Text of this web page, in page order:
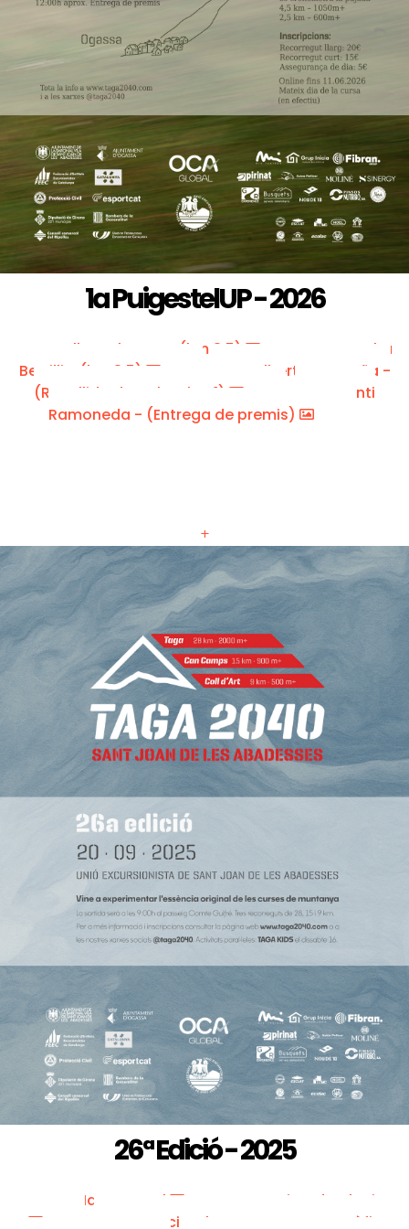
1a PuigestelUP - 2026
Albert Llopart - (km 3,5)
Doha
Bertilli - (km 3,5)
Albert Basagaña -
(Recollida dorsals + km 1)
Santi
Ramoneda - (Entrega de premis)
+
26ª Edició - 2025
Marc Cargol
Ricardo Alaniz
Menci Colomer - Grup Fotogràfic